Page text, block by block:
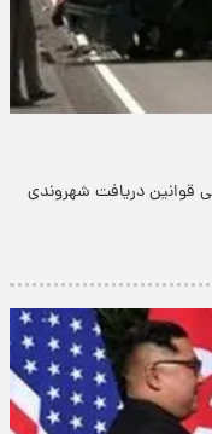
قوانین دریافت شهروندی